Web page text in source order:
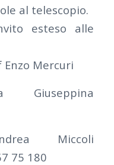
al telescopio.
esteso alle
Mercuri
Giuseppina
Miccoli
75 180